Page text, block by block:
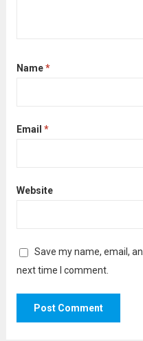
Name*
Email *
Website
Save my name, email,
next time I comment.